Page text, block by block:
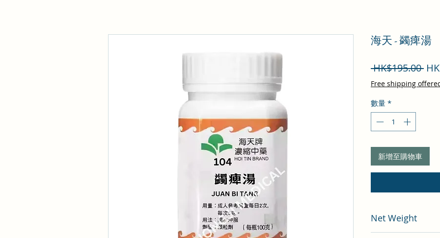
海天 - 蠲痺湯
HK$195.00 一
般
Free shipping
數量 *
新增至購物車
Net Weight